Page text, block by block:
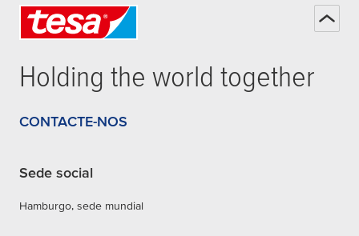
Holding the world together
CONTACTE-NOS
Sede social
Hamburgo, sede mundial